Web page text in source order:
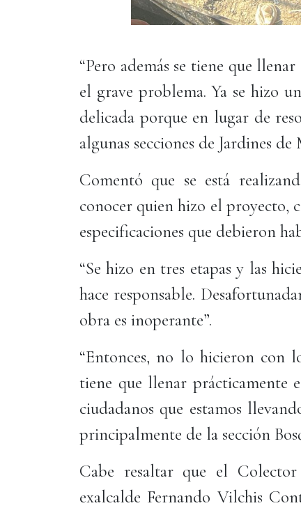
“Pero además se tiene que
el grave problema. Ya se hizo
delicada porque en lugar de
algunas secciones de Jardines
Comentó que se está
conocer quien hizo el proyecto,
especificaciones que debieron
“Se hizo en tres etapas y las
hace responsable.
obra es inoperante”.
“Entonces, no lo hicieron con
tiene que llenar prácticamente
ciudadanos que estamos
principalmente de la sección
Cabe resaltar que el
exalcalde Fernando Vilchis